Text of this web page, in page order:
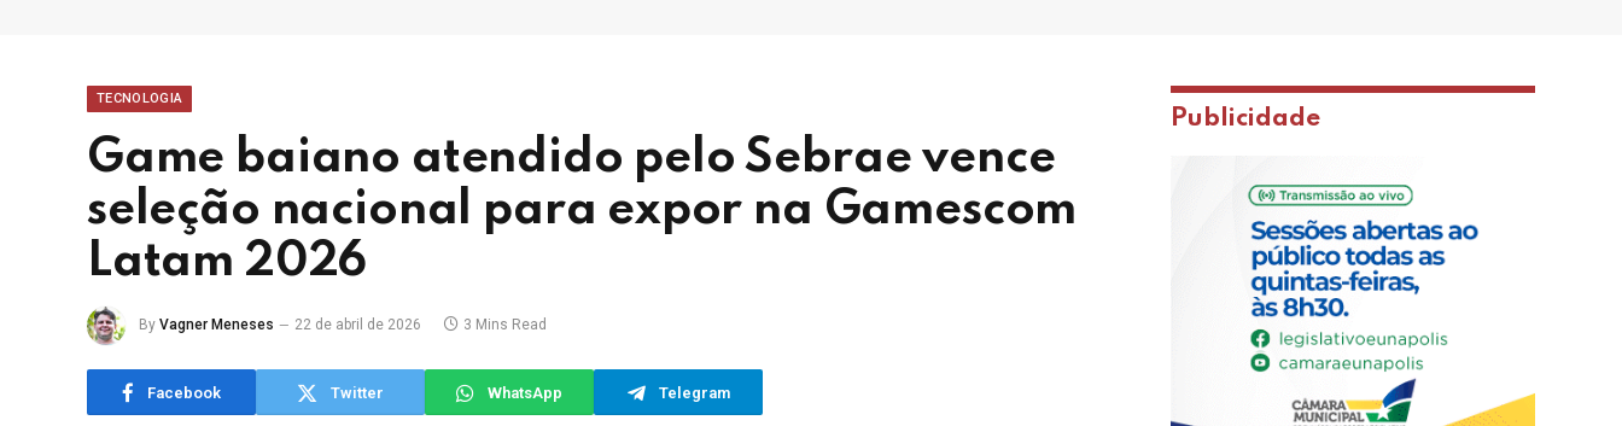
TECNOLOGIA
Game baiano atendido pelo Sebrae vence
seleção nacional para expor na Gamescom
Latam 2026
By Vagner Meneses 22 de abril de 2026 3 Mins Read
Facebook Twitter WhatsApp Telegram
Publicidade